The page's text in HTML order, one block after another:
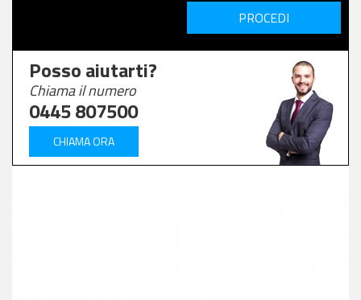
PROCEDI
Posso aiutarti?
Chiama il numero
0445 807500
CHIAMA ORA